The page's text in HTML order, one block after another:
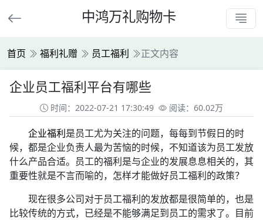
中鸿万礼购物卡
首页 福利礼赠 员工福利 正文内容
企业员工福利平台有哪些
时间：2022-07-21 17:30:49 阅读：60.02万
企业福利是员工尤为关注的问题，每每到节假日的时
候，都是企业负责人最为苦恼的时候，不知道该为员工发放
什么产品合适。员工的福利是与企业的发展息息相关的，其
重要性就是不言而喻的，怎样才能做好员工福利的政策？
现在很多公司对于员工福利的发放都是很简单的，也是
比较传统的方式，已经是不能够满足到员工的需求了。目前